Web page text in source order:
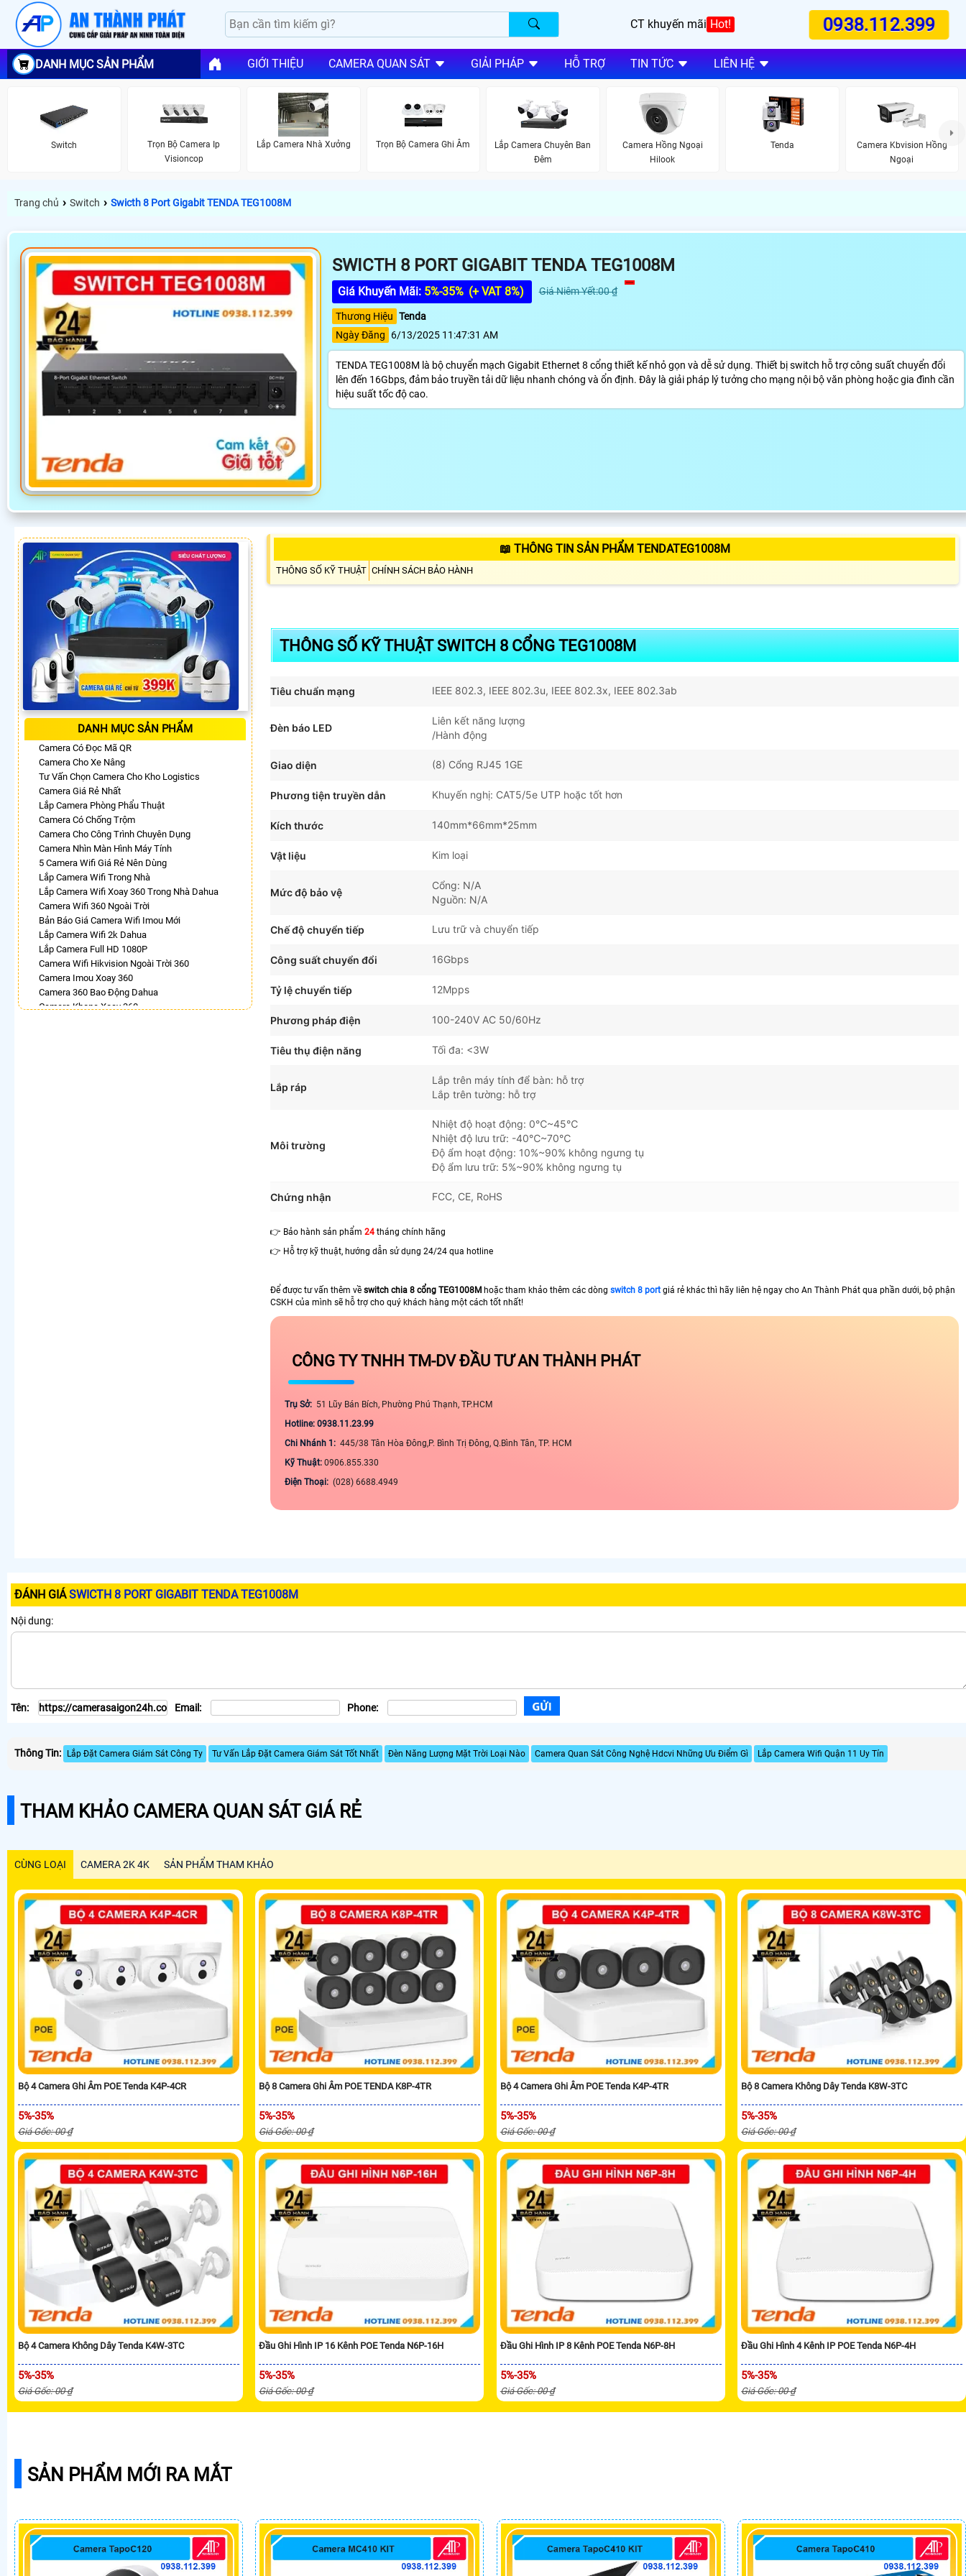
CT khuyến mãi Hot! 0938.112.399
DANH MỤC SẢN PHẨM GIỚI THIỆU CAMERA QUAN SÁT GIẢI PHÁP HỖ TRỢ TIN TỨC LIÊN HỆ
Switch
Trọn Bộ Camera Ip
Visioncop
Lắp Camera Nhà Xưởng Trọn Bộ Camera Ghi Âm
Lắp Camera Chuyên Ban
Đêm
Camera Hồng Ngoại
Hilook
Tenda
Camera Kbvision Hồng
Ngoại
Trang chủ › Switch › Swicth 8 Port Gigabit TENDA TEG1008M
SWICTH 8 PORT GIGABIT TENDA TEG1008M
Giá Khuyến Mãi: 5%-35% (+ VAT 8%) Giá Niêm Yết:00 ₫
Thương Hiệu Tenda
Ngày Đăng
6/13/2025 11:47:31 AM
TENDA TEG1008M là bộ chuyển mạch Gigabit Ethernet 8 cổng thiết kế nhỏ gọn và dễ sử dụng. Thiết bị switch hỗ trợ công suất chuyển đổi
lên đến 16Gbps, đảm bảo truyền tải dữ liệu nhanh chóng và ổn định. Đây là giải pháp lý tưởng cho mạng nội bộ văn phòng hoặc gia đình cần
hiệu suất tốc độ cao.
DANH MỤC SẢN PHẨM
Camera Có Đọc Mã QR
Camera Cho Xe Nâng
Tư Vấn Chọn Camera Cho Kho Logistics
Camera Giá Rẻ Nhất
Lắp Camera Phòng Phẩu Thuật
Camera Có Chống Trộm
Camera Cho Công Trình Chuyên Dụng
Camera Nhìn Màn Hình Máy Tính
5 Camera Wifi Giá Rẻ Nên Dùng
Lắp Camera Wifi Trong Nhà
Lắp Camera Wifi Xoay 360 Trong Nhà Dahua
Camera Wifi 360 Ngoài Trời
Bản Báo Giá Camera Wifi Imou Mới
Lắp Camera Wifi 2k Dahua
Lắp Camera Full HD 1080P
Camera Wifi Hikvision Ngoài Trời 360
Camera Imou Xoay 360
Camera 360 Bao Động Dahua
Camera Kbone Xoay 360
📖 THÔNG TIN SẢN PHẨM TENDATEG1008M
THÔNG SỐ KỸ THUẬT CHÍNH SÁCH BẢO HÀNH
THÔNG SỐ KỸ THUẬT SWITCH 8 CỔNG TEG1008M
Tiêu chuẩn mạng IEEE 802.3, IEEE 802.3u, IEEE 802.3x, IEEE 802.3ab
Đèn báo LED
Liên kết năng lượng
/Hành động
Giao diện (8) Cổng RJ45 1GE
Phương tiện truyền dẫn Khuyến nghị: CAT5/5e UTP hoặc tốt hơn
Kích thước 140mm*66mm*25mm
Vật liệu Kim loại
Mức độ bảo vệ
Cổng: N/A
Nguồn: N/A
Chế độ chuyển tiếp Lưu trữ và chuyển tiếp
Công suất chuyển đổi 16Gbps
Tỷ lệ chuyển tiếp 12Mpps
Phương pháp điện 100-240V AC 50/60Hz
Tiêu thụ điện năng Tối đa: <3W
Lắp ráp
Lắp trên máy tính để bàn: hỗ trợ
Lắp trên tường: hỗ trợ
Môi trường
Nhiệt độ hoạt động: 0℃~45℃
Nhiệt độ lưu trữ: -40℃~70℃
Độ ẩm hoạt động: 10%~90% không ngưng tụ
Độ ẩm lưu trữ: 5%~90% không ngưng tụ
Chứng nhận FCC, CE, RoHS
👉 Bảo hành sản phẩm 24 tháng chính hãng
👉 Hỗ trợ kỹ thuật, hướng dẫn sử dụng 24/24 qua hotline
Để được tư vấn thêm về switch chia 8 cổng TEG1008M hoặc tham khảo thêm các dòng switch 8 port giá rẻ khác thì hãy liên hệ ngay cho An Thành Phát qua phần dưới, bộ phận
CSKH của mình sẽ hỗ trợ cho quý khách hàng một cách tốt nhất!
CÔNG TY TNHH TM-DV ĐẦU TƯ AN THÀNH PHÁT
Trụ Sở: 51 Lũy Bán Bích, Phường Phú Thạnh, TP.HCM
Hotline: 0938.11.23.99
Chi Nhánh 1: 445/38 Tân Hòa Đông,P. Bình Trị Đông, Q.Bình Tân, TP. HCM
Kỹ Thuật: 0906.855.330
Điện Thoại: (028) 6688.4949
ĐÁNH GIÁSWICTH 8 PORT GIGABIT TENDA TEG1008M
Nội dung:
Tên: Email: Phone:
Thông Tin: Lắp Đặt Camera Giám Sát Công Ty Tư Vấn Lắp Đặt Camera Giám Sát Tốt Nhất Đèn Năng Lượng Mặt Trời Loại Nào Camera Quan Sát Công Nghệ Hdcvi Những Ưu Điểm Gì Lắp Camera Wifi Quận 11 Uy Tín
THAM KHẢO CAMERA QUAN SÁT GIÁ RẺ
CÙNG LOẠI CAMERA 2K 4K SẢN PHẨM THAM KHẢO
Bộ 4 Camera Ghi Âm POE Tenda K4P-4CR
5%-35%
Giá Gốc: 00 ₫
Bộ 8 Camera Ghi Âm POE TENDA K8P-4TR
5%-35%
Giá Gốc: 00 ₫
Bộ 4 Camera Ghi Âm POE Tenda K4P-4TR
5%-35%
Giá Gốc: 00 ₫
Bộ 8 Camera Không Dây Tenda K8W-3TC
5%-35%
Giá Gốc: 00 ₫
Bộ 4 Camera Không Dây Tenda K4W-3TC
5%-35%
Giá Gốc: 00 ₫
Đầu Ghi Hình IP 16 Kênh POE Tenda N6P-16H
5%-35%
Giá Gốc: 00 ₫
Đầu Ghi Hình IP 8 Kênh POE Tenda N6P-8H
5%-35%
Giá Gốc: 00 ₫
Đầu Ghi Hình 4 Kênh IP POE Tenda N6P-4H
5%-35%
Giá Gốc: 00 ₫
SẢN PHẨM MỚI RA MẮT